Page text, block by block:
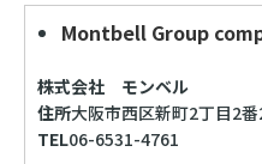
Montbell Group
株式会社 モンベル
住所大阪市西区新町2丁目2番
TEL06-6531-4761